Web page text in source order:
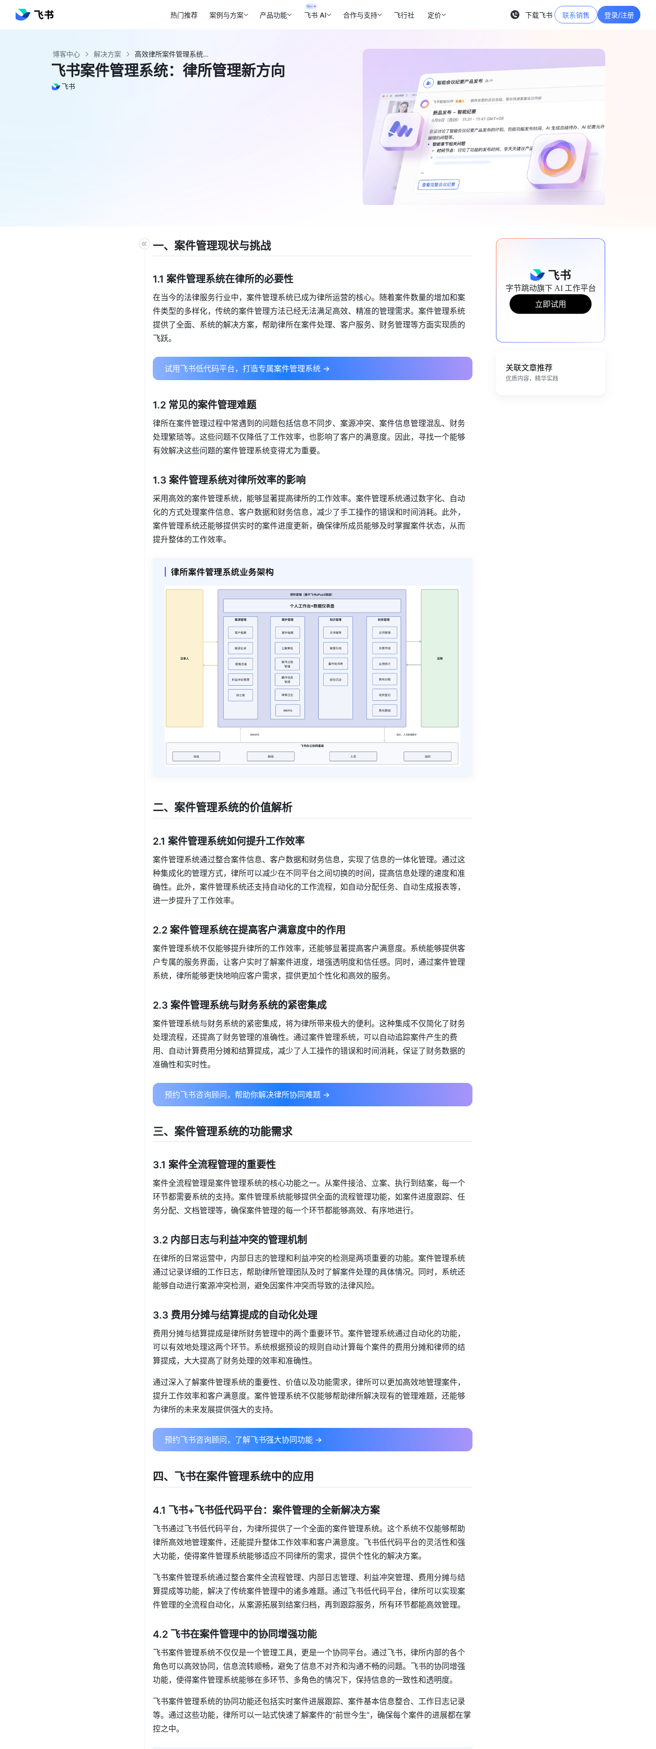
热门推荐 案例与方案 产品功能 飞书 AI 合作与支持 飞行社 定价 下载飞书 联系销售 登录/注册
博客中心 解决方案 高效律所案件管理系统- 飞书官网
飞书案件管理系统：律所管理新方向
飞书
一、案件管理现状与挑战
1.1 案件管理系统在律所的必要性
在当今的法律服务行业中，案件管理系统已成为律所运营的核心。随着案件数量的增加和案
件类型的多样化，传统的案件管理方法已经无法满足高效、精准的管理需求。案件管理系统
提供了全面、系统的解决方案，帮助律所在案件处理、客户服务、财务管理等方面实现质的
飞跃。
试用飞书低代码平台，打造专属案件管理系统 →
1.2 常见的案件管理难题
律所在案件管理过程中常遇到的问题包括信息不同步、案源冲突、案件信息管理混乱、财务
处理繁琐等。这些问题不仅降低了工作效率，也影响了客户的满意度。因此，寻找一个能够
有效解决这些问题的案件管理系统变得尤为重要。
1.3 案件管理系统对律所效率的影响
采用高效的案件管理系统，能够显著提高律所的工作效率。案件管理系统通过数字化、自动
化的方式处理案件信息、客户数据和财务信息，减少了手工操作的错误和时间消耗。此外，
案件管理系统还能够提供实时的案件进度更新，确保律所成员能够及时掌握案件状态，从而
提升整体的工作效率。
二、案件管理系统的价值解析
2.1 案件管理系统如何提升工作效率
案件管理系统通过整合案件信息、客户数据和财务信息，实现了信息的一体化管理。通过这
种集成化的管理方式，律所可以减少在不同平台之间切换的时间，提高信息处理的速度和准
确性。此外，案件管理系统还支持自动化的工作流程，如自动分配任务、自动生成报表等，
进一步提升了工作效率。
2.2 案件管理系统在提高客户满意度中的作用
案件管理系统不仅能够提升律所的工作效率，还能够显著提高客户满意度。系统能够提供客
户专属的服务界面，让客户实时了解案件进度，增强透明度和信任感。同时，通过案件管理
系统，律所能够更快地响应客户需求，提供更加个性化和高效的服务。
2.3 案件管理系统与财务系统的紧密集成
案件管理系统与财务系统的紧密集成，将为律所带来极大的便利。这种集成不仅简化了财务
处理流程，还提高了财务管理的准确性。通过案件管理系统，可以自动追踪案件产生的费
用、自动计算费用分摊和结算提成，减少了人工操作的错误和时间消耗，保证了财务数据的
准确性和实时性。
预约飞书咨询顾问，帮助你解决律所协同难题 →
三、案件管理系统的功能需求
3.1 案件全流程管理的重要性
案件全流程管理是案件管理系统的核心功能之一。从案件接洽、立案、执行到结案，每一个
环节都需要系统的支持。案件管理系统能够提供全面的流程管理功能，如案件进度跟踪、任
务分配、文档管理等，确保案件管理的每一个环节都能够高效、有序地进行。
3.2 内部日志与利益冲突的管理机制
在律所的日常运营中，内部日志的管理和利益冲突的检测是两项重要的功能。案件管理系统
通过记录详细的工作日志，帮助律所管理团队及时了解案件处理的具体情况。同时，系统还
能够自动进行案源冲突检测，避免因案件冲突而导致的法律风险。
3.3 费用分摊与结算提成的自动化处理
费用分摊与结算提成是律所财务管理中的两个重要环节。案件管理系统通过自动化的功能，
可以有效地处理这两个环节。系统根据预设的规则自动计算每个案件的费用分摊和律师的结
算提成，大大提高了财务处理的效率和准确性。
通过深入了解案件管理系统的重要性、价值以及功能需求，律所可以更加高效地管理案件，
提升工作效率和客户满意度。案件管理系统不仅能够帮助律所解决现有的管理难题，还能够
为律所的未来发展提供强大的支持。
预约飞书咨询顾问，了解飞书强大协同功能 →
四、飞书在案件管理系统中的应用
4.1 飞书+飞书低代码平台：案件管理的全新解决方案
飞书通过飞书低代码平台，为律所提供了一个全面的案件管理系统。这个系统不仅能够帮助
律所高效地管理案件，还能提升整体工作效率和客户满意度。飞书低代码平台的灵活性和强
大功能，使得案件管理系统能够适应不同律所的需求，提供个性化的解决方案。
飞书案件管理系统通过整合案件全流程管理、内部日志管理、利益冲突管理、费用分摊与结
算提成等功能，解决了传统案件管理中的诸多难题。通过飞书低代码平台，律所可以实现案
件管理的全流程自动化，从案源拓展到结案归档，再到跟踪服务，所有环节都能高效管理。
4.2 飞书在案件管理中的协同增强功能
飞书案件管理系统不仅仅是一个管理工具，更是一个协同平台。通过飞书，律所内部的各个
角色可以高效协同，信息流转顺畅，避免了信息不对齐和沟通不畅的问题。飞书的协同增强
功能，使得案件管理系统能够在多环节、多角色的情况下，保持信息的一致性和透明度。
飞书案件管理系统的协同功能还包括实时案件进展跟踪、案件基本信息整合、工作日志记录
等。通过这些功能，律所可以一站式快速了解案件的“前世今生”，确保每个案件的进展都在掌
控之中。
字节跳动旗下 AI 工作平台
立即试用
关联文章推荐
优质内容，精华实践